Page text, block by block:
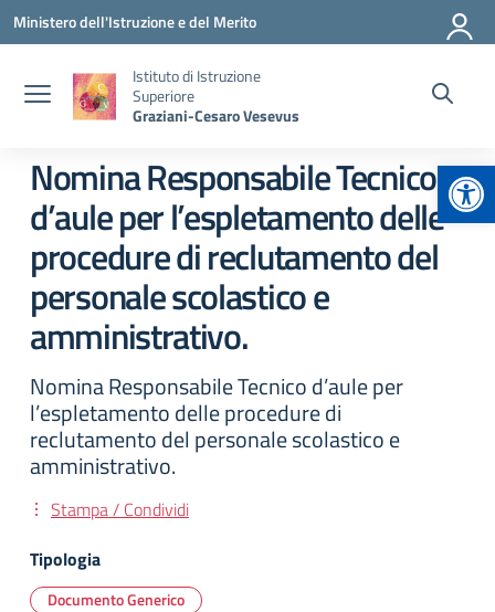
Vai ai contenuti
Vai al menu di navigazione
Vai al footer
Ministero dell'Istruzione e del Merito
Istituto di Istruzione
Superiore
Graziani-Cesaro Vesevus
Nomina Responsabile Tecnico
d’aule per l’espletamento delle
procedure di reclutamento del
personale scolastico e
amministrativo.
Nomina Responsabile Tecnico d’aule per
l’espletamento delle procedure di
reclutamento del personale scolastico e
amministrativo.
Stampa / Condividi
Tipologia
Documento Generico